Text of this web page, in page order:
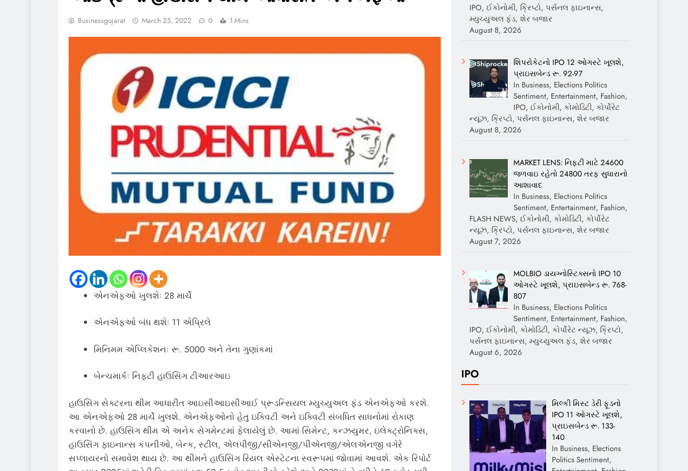
Businessgujarat March 25, 2022 0 1 Mins
એનએફઓ ખુલશેઃ 28 માર્ચે
એનએફઓ બંધ થશેઃ 11 એપ્રિલે
મિનિમમ એપ્લિકેશનઃ રૂ. 5000 અને તેના ગુણાંકમાં
બેન્ચમાર્કઃ નિફ્ટી હાઉસિંગ ટીઆરઆઇ
હાઉસિંગ સેક્ટરના થીમ આધારીત આઇસીઆઇસીઆઈ પ્રૂડન્સિયલ મ્યુચ્યુઅલ ફંડ એનએફઓ કરશે.
આ એનએફઓ 28 માર્ચે ખુલશે. એનએફઓનો હેતુ ઇક્વિટી અને ઇક્વિટી સંબધિત સાધનોમાં રોકાણ
કરવાનો છે. હાઉસિંગ થીમ એ અનેક સેગમેન્ટમાં ફેલાયેલું છે. આમાં સિમેન્ટ, કન્ઝયુમર, ઇલેક્ટ્રોનિક્સ,
હાઉસિંગ ફાઇનાન્સ કંપનીઓ, બેન્ક, સ્ટીલ, એલપીજી/સીએનજી/પીએનજી/એલએનજી વગેરે
સપ્લાયરનો સમાવેશ થાય છે. આ થીમને હાઉસિંગ રિયલ એસ્ટેટના સ્વરૂપમાં જોવામાં આવશે. એક રિપોર્ટ
IPO, ઈકોનોમી, ક્રિપ્ટો, પર્સનલ ફાઇનાન્સ,
મ્યુચ્યુઅલ ફંડ, શેર બજાર
August 8, 2026
શિપરોકેટનો IPO 12 ઓગસ્ટે ખૂલશે,
પ્રાઇસબેન્ડ રૂ. 92-97
In Business, Elections Politics
Sentiment, Entertainment, Fashion,
IPO, ઈકોનોમી, કોમોડિટી, કોર્પોરેટ
ન્યૂઝ, ક્રિપ્ટો, પર્સનલ ફાઇનાન્સ, શેર બજાર
August 8, 2026
MARKET LENS: નિફ્ટી માટે 24600
જળવાઇ રહેતો 24800 તરફ સુધારાનો
આશાવાદ
In Business, Elections Politics
Sentiment, Entertainment, Fashion,
FLASH NEWS, ઈકોનોમી, કોમોડિટી, કોર્પોરેટ
ન્યૂઝ, ક્રિપ્ટો, પર્સનલ ફાઇનાન્સ, શેર બજાર
August 7, 2026
MOLBIO ડાયગ્નોસ્ટિક્સનો IPO 10
ઓગસ્ટે ખૂલશે, પ્રાઇસબેન્ડ રૂ. 768-
807
In Business, Elections Politics
Sentiment, Entertainment, Fashion,
IPO, ઈકોનોમી, કોમોડિટી, કોર્પોરેટ ન્યૂઝ, ક્રિપ્ટો,
પર્સનલ ફાઇનાન્સ, મ્યુચ્યુઅલ ફંડ, શેર બજાર
August 6, 2026
IPO
મિલ્કી મિસ્ટ ડેરી ફૂડનો
IPO 11 ઓગસ્ટે ખૂલશે,
પ્રાઇસબેન્ડ રૂ. 133-
140
In Business, Elections
Politics Sentiment,